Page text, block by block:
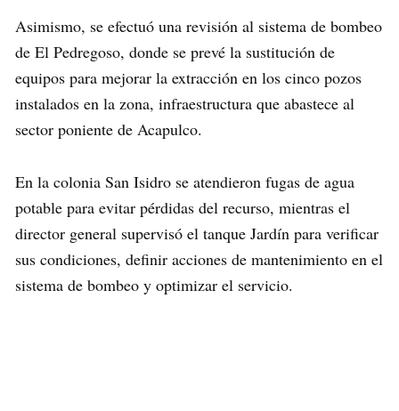
Asimismo, se efectuó una revisión al sistema de bombeo
de El Pedregoso, donde se prevé la sustitución de
equipos para mejorar la extracción en los cinco pozos
instalados en la zona, infraestructura que abastece al
sector poniente de Acapulco.
En la colonia San Isidro se atendieron fugas de agua
potable para evitar pérdidas del recurso, mientras el
director general supervisó el tanque Jardín para verificar
sus condiciones, definir acciones de mantenimiento en el
sistema de bombeo y optimizar el servicio.